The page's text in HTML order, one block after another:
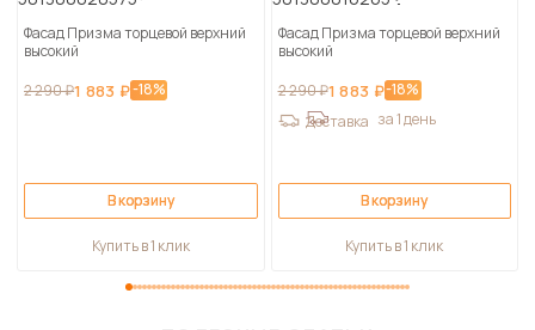
Фасад Призма торцевой верхний
высокий
2 290 ₽1 883 ₽-18%
В корзину
Купить в 1 клик
Фасад Призма торцевой верхний
высокий
2 290 ₽1 883 ₽-18%
Доставка за 1 день
В корзину
Купить в 1 клик